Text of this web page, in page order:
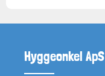
Hyggeonkel ApS